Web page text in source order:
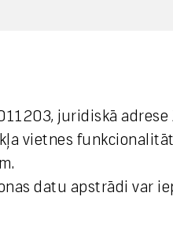
juridiskā
vietnes
datu apstrādi var